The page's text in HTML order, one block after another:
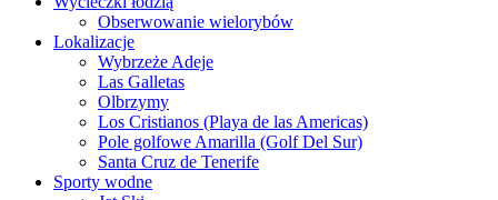
Obserwowanie wielorybów
Lokalizacje
Wybrzeże Adeje
Las Galletas
Olbrzymy
Los Cristianos (Playa de las Americas)
Pole golfowe Amarilla (Golf Del Sur)
Santa Cruz de Tenerife
Sporty wodne